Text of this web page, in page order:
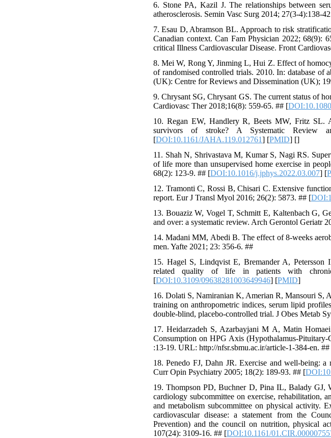
6. Stone PA, Kazil J. The relationships between
atherosclerosis. Semin Vasc Surg 2014; 27(3-4):138-
7. Esau D, Abramson BL. Approach to risk
Canadian context. Can Fam Physician 2022; 68(9):
critical Illness Cardiovascular Disease. Front
8. Mei W, Rong Y, Jinming L, Hui Z. Effect of
of randomised controlled trials. 2010. In: database of
(UK): Centre for Reviews and Dissemination (UK);
9. Chrysant SG, Chrysant GS. The current status of
Cardiovasc Ther 2018;16(8): 559-65. ## [
10. Regan EW, Handlery R, Beets MW, Fritz SL.
survivors of stroke? A Systematic Review
[DOI:10.1161/JAHA.119.012761] [PMID] []
11. Shah N, Shrivastava M, Kumar S, Nagi RS.
of life more than unsupervised home exercise in
68(2): 123-9. ## [DOI:10.1016/j.jphys.2022.03.007] [
12. Tramonti C, Rossi B, Chisari C. Extensive
report. Eur J Transl Myol 2016; 26(2): 5873. ## [
13. Bouaziz W, Vogel T, Schmitt E, Kaltenbach G,
and over: a systematic review. Arch Gerontol Geriatr
14. Madani MM, Abedi B. The effect of 8-weeks
men. Yafte 2021; 23: 356-6. ##
15. Hagel S, Lindqvist E, Bremander A, Petersson
related quality of life in patients with
[DOI:10.3109/09638281003649946] [PMID]
16. Dolati S, Namiranian K, Amerian R, Mansouri S,
training on anthropometric indices, serum lipid
double-blind, placebo-controlled trial. J Obes Metab
17. Heidarzadeh S, Azarbayjani M A, Matin
Consumption on HPG Axis (Hypothalamus-
:13-19. URL: http://nfsr.sbmu.ac.ir/article-1-384-en.
18. Penedo FJ, Dahn JR. Exercise and well-being:
Curr Opin Psychiatry 2005; 18(2): 189-93. ## [
19. Thompson PD, Buchner D, Pina IL, Balady GJ,
cardiology subcommittee on exercise, rehabilitation,
and metabolism subcommittee on physical activity.
cardiovascular disease: a statement from the
Prevention) and the council on nutrition, physical
107(24): 3109-16. ## [DOI:10.1161/